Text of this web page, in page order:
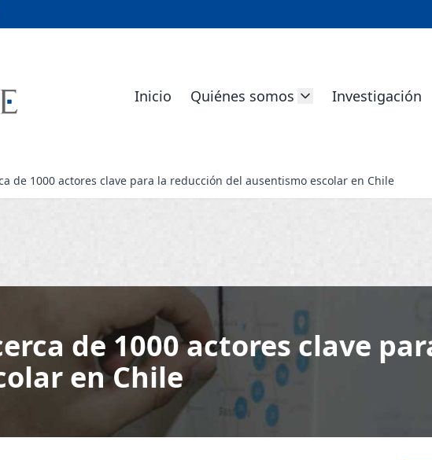
Inicio Quiénes somos Investigación
de 1000 actores clave para la reducción del ausentismo escolar en Chile
de 1000 actores clave
en Chile